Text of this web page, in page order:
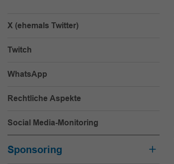
X (ehemals Twitter)
Twitch
WhatsApp
Rechtliche Aspekte
Social Media-Monitoring
Sponsoring